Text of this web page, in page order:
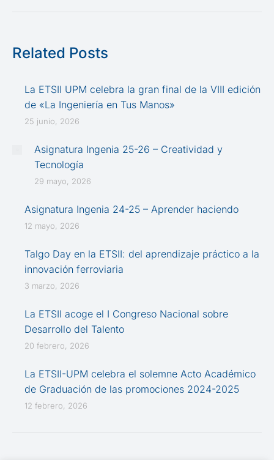
Related Posts
La ETSII UPM celebra la gran final de la VIII edición
de «La Ingeniería en Tus Manos»
25 junio, 2026
Asignatura Ingenia 25-26 – Creatividad y
Tecnología
29 mayo, 2026
Asignatura Ingenia 24-25 – Aprender haciendo
12 mayo, 2026
Talgo Day en la ETSII: del aprendizaje práctico a la
innovación ferroviaria
3 marzo, 2026
La ETSII acoge el I Congreso Nacional sobre
Desarrollo del Talento
20 febrero, 2026
La ETSII-UPM celebra el solemne Acto Académico
de Graduación de las promociones 2024-2025
12 febrero, 2026